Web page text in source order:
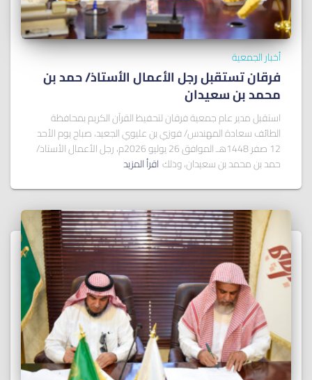
أخبار الجمعية
فرقان تستقبل رجل الأعمال الأستاذ/ ﺣﻤﺪ ﺑﻦ
ﻣﺤﻤﺪ ﺑﻦ ﺳﻌﻴﺪان
استقبل مدير عام جمعية فرقان لتحفيظ القرآن الكريم بمحافظة
الطائف سعادة المهندس/ فوزي بن عليوي الجعيد، صباح يوم الأحد
12 صفر 1448هـ الموافق 26 يوليو 2026م، رجل الأعمال الأستاذ/
حمد بن محمد بن سعيدان، وذلك اقرأ المزيد